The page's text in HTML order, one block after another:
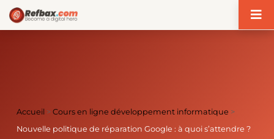
Accueil >Cours en ligne développement informatique >
Nouvelle politique de réparation Google : à quoi s’attendre ?
Panneau de gestion des cookies